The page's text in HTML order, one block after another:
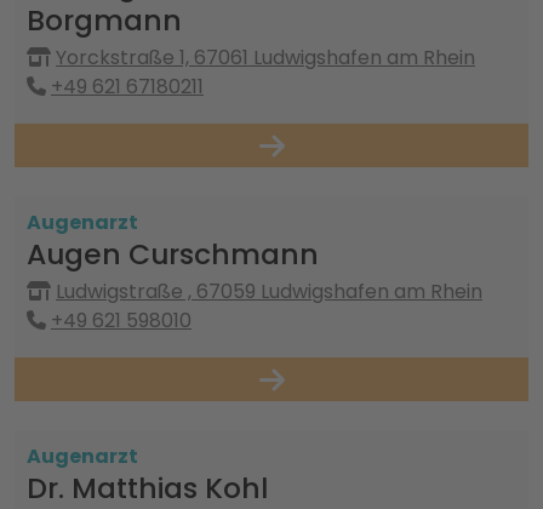
Borgmann
Yorckstraße 1, 67061 Ludwigshafen am Rhein
+49 621 67180211
Augenarzt
Augen Curschmann
Ludwigstraße , 67059 Ludwigshafen am Rhein
+49 621 598010
Augenarzt
Dr. Matthias Kohl